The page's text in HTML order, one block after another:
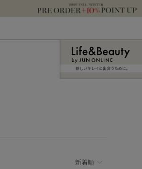
新しいキレイと出合うために。
新着順